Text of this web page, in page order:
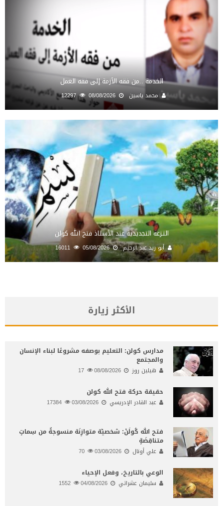
الخدمة ..من فقه الأزمة إلى فقه العمل
محمد ياسين 08/08/2026
12297
النـزعة التجديدية عند الأستاذ فتح الله كولن
أبو زيد عبد الرحيم 05/08/2026
16011
الأكثر زيارة
مدارس كولن: التعليم بوصفه مشروعًا لبناء الإنسان
والمجتمع
هيلين روز 08/08/2026
حقيقة حركة فتح الله كولن
عبد القادر الإدريسي 03/08/2026
فتح الله كُولَنْ: شخصيّة متوازِنَة منسوجةٌ من سِماتٍ
متناقِضَةٍ
علي أونال 03/08/2026
الوعي بالتاريخ، وفعل الإحياء
سليمان عشراتي 04/08/2026